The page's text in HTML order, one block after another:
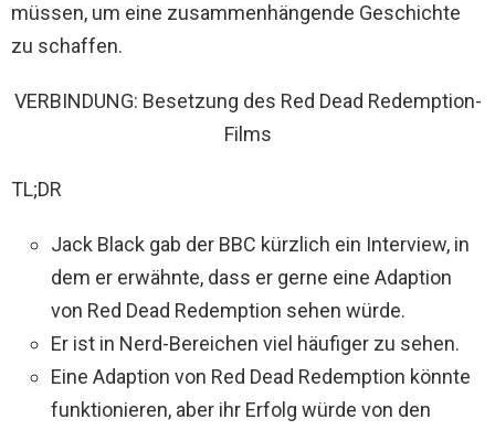
müssen, um eine zusammenhängende Geschichte
zu schaffen.
VERBINDUNG: Besetzung des Red Dead Redemption-
Films
TL;DR
Jack Black gab der BBC kürzlich ein Interview, in
dem er erwähnte, dass er gerne eine Adaption
von Red Dead Redemption sehen würde.
Er ist in Nerd-Bereichen viel häufiger zu sehen.
Eine Adaption von Red Dead Redemption könnte
funktionieren, aber ihr Erfolg würde von den